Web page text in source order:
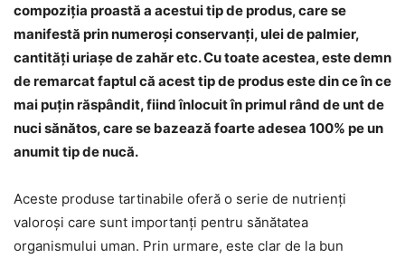
compoziția proastă a acestui tip de produs, care se
manifestă prin numeroși conservanți, ulei de palmier,
cantități uriașe de zahăr etc. Cu toate acestea, este demn
de remarcat faptul că acest tip de produs este din ce în ce
mai puțin răspândit, fiind înlocuit în primul rând de unt de
nuci sănătos, care se bazează foarte adesea 100% pe un
anumit tip de nucă.
Aceste produse tartinabile oferă o serie de nutrienți
valoroși care sunt importanți pentru sănătatea
organismului uman. Prin urmare, este clar de la bun